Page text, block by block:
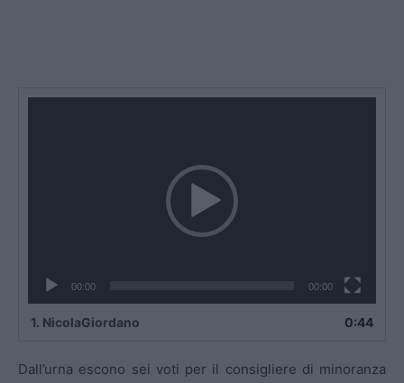
00:00 00:00
1. NicolaGiordano 0:44
Dall’urna escono sei voti per il consigliere di minoranza